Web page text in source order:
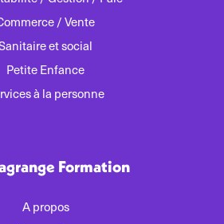
/ Vente
et social
Petite Enfance
à la personne
Formation
A propos